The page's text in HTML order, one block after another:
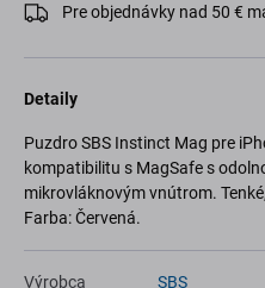
Pre objednávky nad 50 €
Detaily
Puzdro SBS Instinct Mag pre
kompatibilitu s MagSafe s
mikrovláknovým vnútrom.
Farba: Červená.
Výrobca SBS